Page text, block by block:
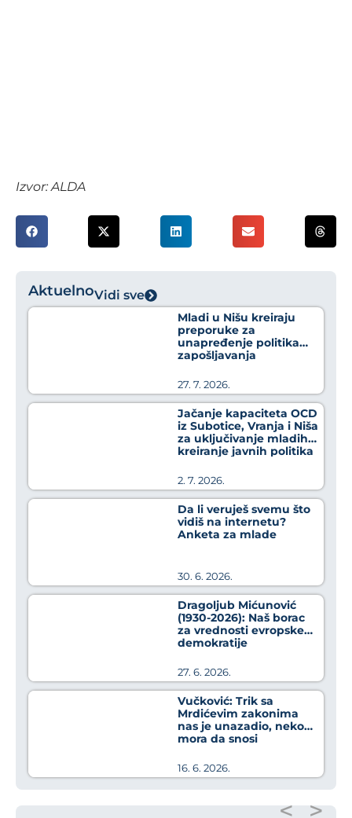
Izvor: ALDA
AktuelnoVidi sve
Mladi u Nišu kreiraju
preporuke za
unapređenje politika
zapošljavanja
27. 7. 2026.
Jačanje kapaciteta OCD
iz Subotice, Vranja i Niša
za uključivanje mladih u
kreiranje javnih politika
2. 7. 2026.
Da li veruješ svemu što
vidiš na internetu?
Anketa za mlade
30. 6. 2026.
Dragoljub Mićunović
(1930-2026): Naš borac
za vrednosti evropske
demokratije
27. 6. 2026.
Vučković: Trik sa
Mrdićevim zakonima
nas je unazadio, neko
mora da snosi
16. 6. 2026.
< >